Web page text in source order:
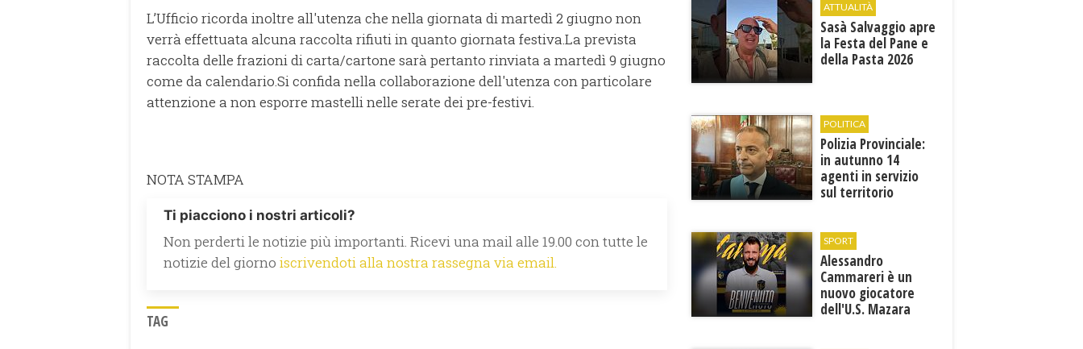
L’Ufficio ricorda inoltre all'utenza che nella giornata di martedì 2 giugno non
verrà effettuata alcuna raccolta rifiuti in quanto giornata festiva.La prevista
raccolta delle frazioni di carta/cartone sarà pertanto rinviata a martedì 9 giugno
come da calendario.Si confida nella collaborazione dell'utenza con particolare
attenzione a non esporre mastelli nelle serate dei pre-festivi.
NOTA STAMPA
Ti piacciono i nostri articoli?
Non perderti le notizie più importanti. Ricevi una mail alle 19.00 con tutte le
notizie del giorno iscrivendoti alla nostra rassegna via email.
TAG
ATTUALITÀ
Sasà Salvaggio apre
la Festa del Pane e
della Pasta 2026
POLITICA
Polizia Provinciale:
in autunno 14
agenti in servizio
sul territorio
SPORT
Alessandro
Cammareri è un
nuovo giocatore
dell'U.S. Mazara